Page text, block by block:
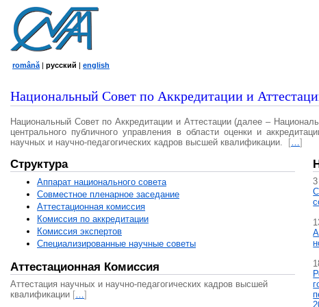
română | русский | english
Национальный Совет по Аккредитации и
Национальный Совет по Аккредитации и Аттестации (далее –
центрального публичного управления в области оценки и
научных и научно-педагогических кадров высшей квалификации.
[…]
Структура
Аппарат национального совета
Совместное пленарное заседание
Аттестационная комисcия
Комиссия по аккредитации
Комиссия экспертов
Специализированные научные советы
Аттестационная Комиссия
Аттестация научных и научно-педагогических кадров высшей
квалификации […]